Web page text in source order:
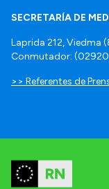
SECRETARÍA DE
Laprida 212, Viedma
Conmutador:
>> Referentes de